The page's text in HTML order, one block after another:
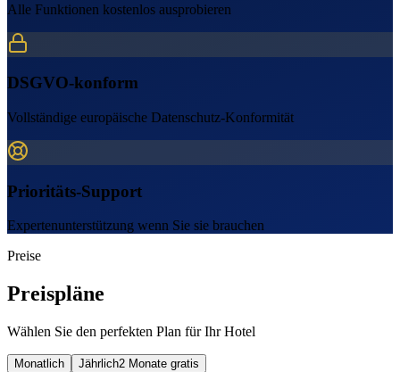
Alle Funktionen kostenlos ausprobieren
DSGVO-konform
Vollständige europäische Datenschutz-Konformität
Prioritäts-Support
Expertenunterstützung wenn Sie sie brauchen
Preise
Preispläne
Wählen Sie den perfekten Plan für Ihr Hotel
Monatlich Jährlich2 Monate gratis